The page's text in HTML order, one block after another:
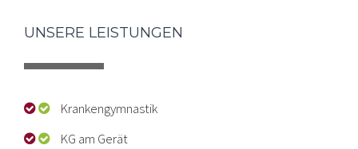
Krankengymnastik
KG am Gerät
Massagetherapie